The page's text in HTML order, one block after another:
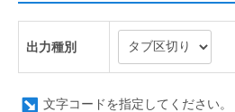
出力種別
文字コードを指定してください。